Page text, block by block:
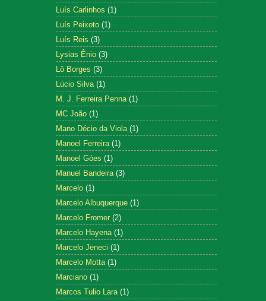
Luís Carlinhos (1)
Luís Peixoto (1)
Luís Reis (3)
Lysias Ênio (3)
Lô Borges (3)
Lúcio Silva (1)
M. J. Ferreira Penna (1)
MC João (1)
Mano Décio da Viola (1)
Manoel Ferreira (1)
Manoel Góes (1)
Manuel Bandeira (3)
Marcelo (1)
Marcelo Albuquerque (1)
Marcelo Fromer (2)
Marcelo Hayena (1)
Marcelo Jeneci (1)
Marcelo Motta (1)
Marciano (1)
Marcos Tulio Lara (1)